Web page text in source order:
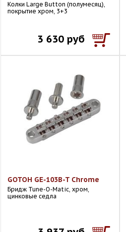
Колки Large Button (полумесяц),
покрытие хром, 3+3
3 630 руб
GOTOH GE-103B-T Chrome
Бридж Tune-O-Matic, хром,
цинковые седла